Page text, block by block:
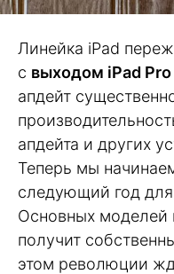
Линейка iPad
с выходом iPad
апдейт
апдейта и других
Теперь мы
следующий год для
Основных моделей
получит
этом революции